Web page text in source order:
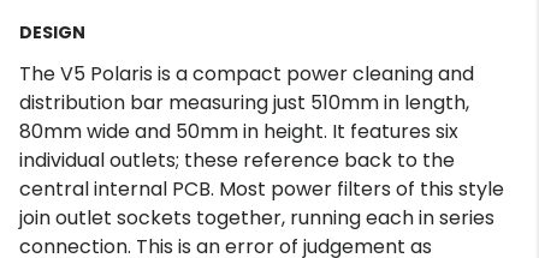
DESIGN
The V5 Polaris is a compact power cleaning and
distribution bar measuring just 510mm in length,
80mm wide and 50mm in height. It features six
individual outlets; these reference back to the
central internal PCB. Most power filters of this style
join outlet sockets together, running each in series
connection. This is an error of judgement as